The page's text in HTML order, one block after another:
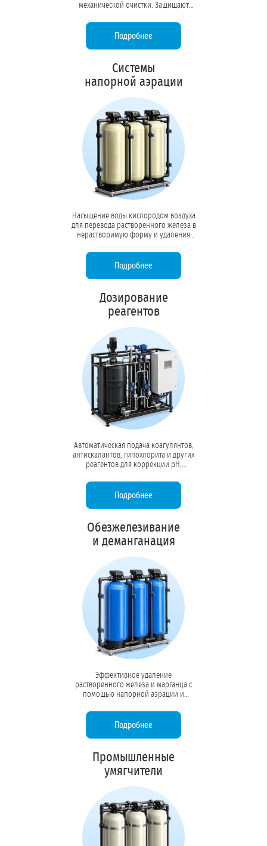
механической очистки. Защищают
оборудование от абразивного износа
и засоров.
Подробнее
Системы
напорной аэрации
Насыщение воды кислородом воздуха
для перевода растворенного железа в
нерастворимую форму и удаления
Первый этап комплексной очистки
скважинной воды.
Подробнее
Дозирование
реагентов
Автоматическая подача коагулянтов,
антискалантов, гипохлорита и других
реагентов для коррекции pH,
обеззараживания. Точный контроль
дозировки насосами-дозаторами.
Подробнее
Обезжелезивание
и деманганация
Эффективное удаление
растворенного железа и марганца с
помощью напорной аэрации и
трубопроводы, теплообменники и
продукцию от ржавчины и
Подробнее
Промышленные
умягчители